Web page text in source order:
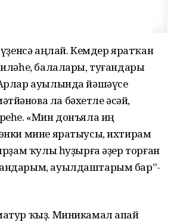
үҙенсә аңлай. Кемдер яратҡан
балалары, туғандары
ауылында йәшәүсе
ла бәхетле әсәй,
«Мин донъяла иң
мине яратыусы, ихтирам
ҡулы һуҙырға әҙер торған
ауылдаштарым бар”-
ҡыҙ. Миникамал апай